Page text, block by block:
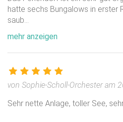
mit Seeblick, Bungalows mit
Haus und ein Separates
Garten und Proberaum.
Zimmer und
Turnhalle, 2 große
hatte sechs Bungalows in erster
saub...
mehr anzeigen
von Sophie-Scholl-Orchester am
Sehr nette Anlage, toller See,